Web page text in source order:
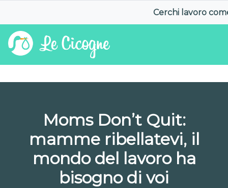
Cerchi lavoro
Moms Don’t Quit:
mamme ribellatevi, il
mondo del lavoro ha
bisogno di voi